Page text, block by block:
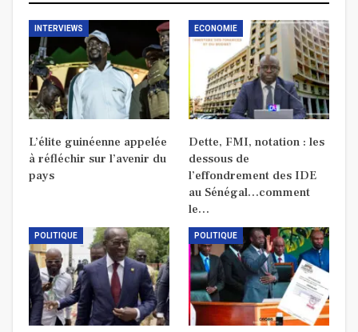
INTERVIEWS
L’élite guinéenne appelée
à réfléchir sur l’avenir du
pays
ECONOMIE
Dette, FMI, notation : les
dessous de
l’effondrement des IDE
au Sénégal…comment
le…
POLITIQUE POLITIQUE